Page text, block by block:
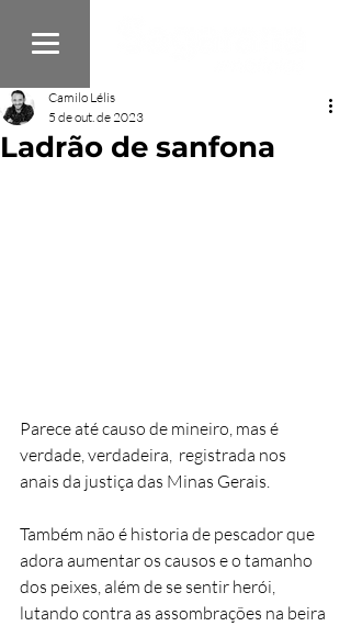
Ladrão de sanfona
Camilo Lélis
5 de out. de 2023
Parece até causo de mineiro, mas é
verdade, verdadeira,  registrada nos
anais da justiça das Minas Gerais.
Também não é historia de pescador que
adora aumentar os causos e o tamanho
dos peixes, além de se sentir herói,
lutando contra as assombrações na beira